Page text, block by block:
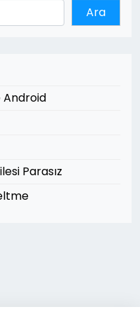
Ara
Android
Parasız